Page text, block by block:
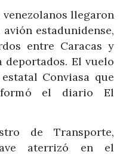
llegaron
estadunidense,
entre Caracas y
El vuelo
Conviasa que
el diario El
de Transporte,
aterrizó en el